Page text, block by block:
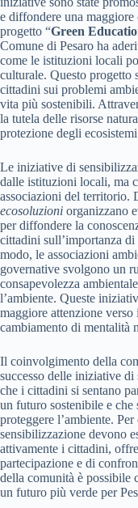
e diffondere una
progetto “Green
Comune di Pesaro ha
come le istituzioni locali
culturale. Questo progetto
cittadini sui problemi
vita più sostenibili.
la tutela delle risorse
protezione degli
Le iniziative di
dalle istituzioni locali, ma
associazioni del territorio.
ecosoluzioni organizzano
per diffondere la
cittadini sull’importanza
modo, le associazioni
governative svolgono un
consapevolezza
l’ambiente. Queste
maggiore attenzione
cambiamento di mentalità
Il coinvolgimento della
successo delle iniziative
che i cittadini si sentano
un futuro sostenibile e
proteggere l’ambiente.
sensibilizzazione devono
attivamente i cittadini,
partecipazione e di
della comunità è possibile
un futuro più verde per